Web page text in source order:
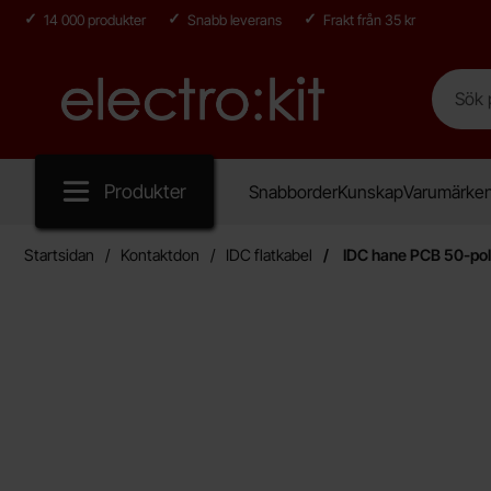
14 000 produkter Snabb leverans Frakt från 35 kr
Startsidan för Electro:kit
Sök
Sök på
Produkter SnabborderKunskap
Startsidan Kontaktdon IDC flatkabel IDC hane PCB 50-